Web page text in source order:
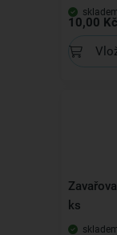
10,00 Kč
ks